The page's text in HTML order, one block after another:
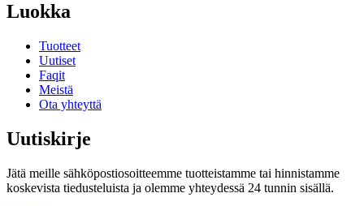
Luokka
Tuotteet
Uutiset
Faqit
Meistä
Ota yhteyttä
Uutiskirje
Jätä meille sähköpostiosoitteemme tuotteistamme tai hinnistamme
koskevista tiedusteluista ja olemme yhteydessä 24 tunnin sisällä.